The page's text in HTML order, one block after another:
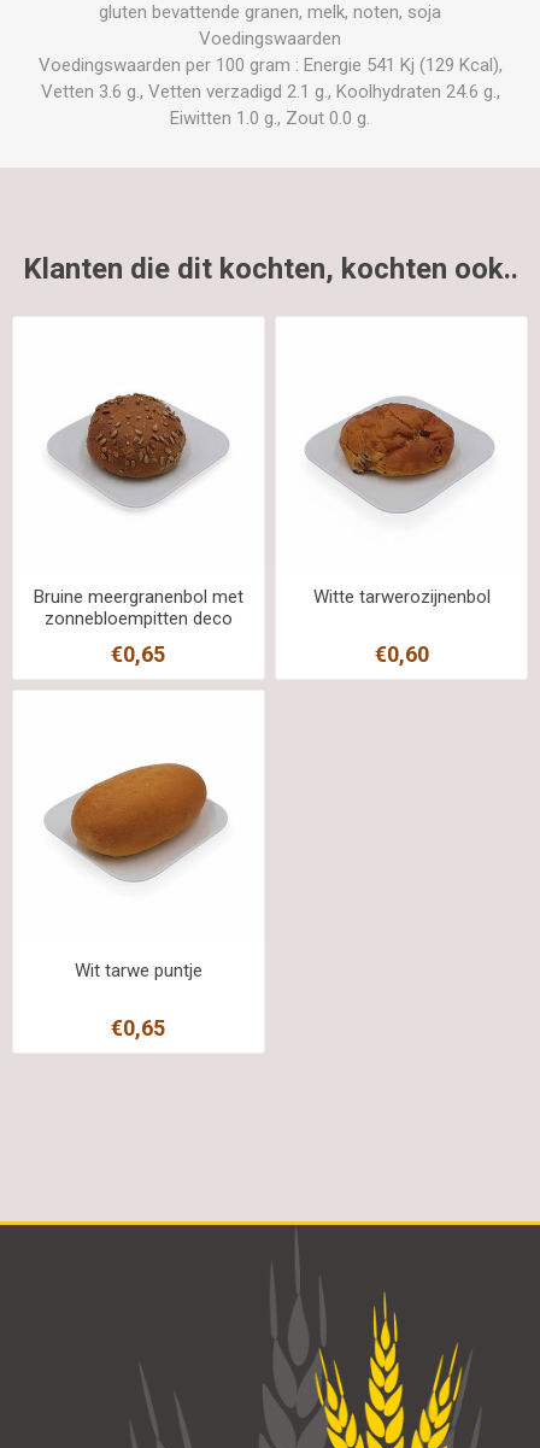
gluten bevattende granen, melk, noten, soja
Voedingswaarden
Voedingswaarden per 100 gram : Energie 541 Kj (129 Kcal),
Vetten 3.6 g., Vetten verzadigd 2.1 g., Koolhydraten 24.6 g.,
Eiwitten 1.0 g., Zout 0.0 g.
Klanten die dit kochten, kochten ook..
Bruine meergranenbol met
zonnebloempitten deco
€0,65
Witte tarwerozijnenbol
€0,60
Wit tarwe puntje
€0,65